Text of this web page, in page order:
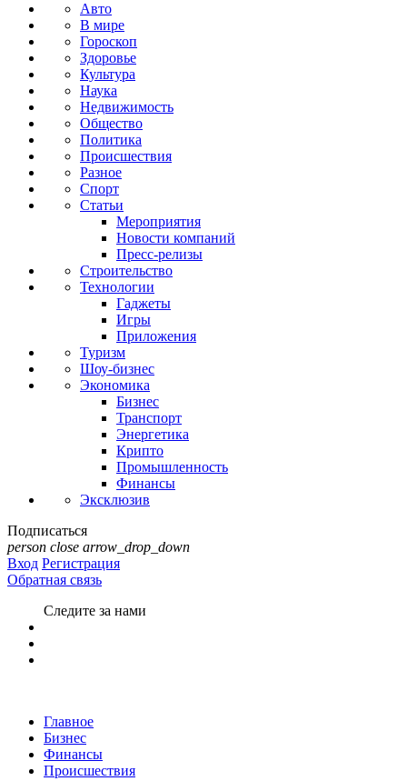
Авто
В мире
Гороскоп
Здоровье
Культура
Наука
Недвижимость
Общество
Политика
Происшествия
Разное
Спорт
Статьи
Мероприятия
Новости компаний
Пресс-релизы
Строительство
Технологии
Гаджеты
Игры
Приложения
Туризм
Шоу-бизнес
Экономика
Бизнес
Транспорт
Энергетика
Крипто
Промышленность
Финансы
Эксклюзив
Подписаться
person close arrow_drop_down
Вход Регистрация
Обратная связь
Следите за нами
Главное
Бизнес
Финансы
Происшествия